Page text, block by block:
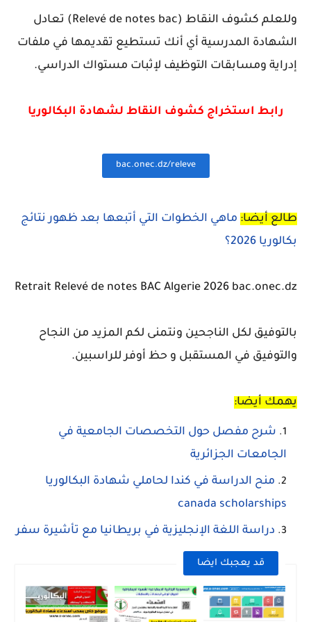
وللعلم كشوف النقاط (Relevé de notes bac)
تعادل
الشهادة المدرسية أي أنك تستطيع تقديمها في ملفات
إدراية ومسابقات التوظيف لإثبات مستواك الدراسي.
رابط استخراج كشوف النقاط لشهادة البكالوريا
bac.onec.dz/releve
طالع أيضا: ماهي الخطوات التي أتبعها بعد ظهور نتائج
بكالوريا 2026؟
Retrait Relevé de notes BAC Algerie 2026 bac.onec.dz
بالتوفيق لكل الناجحين ونتمنى لكم المزيد من النجاح
والتوفيق في المستقبل و حظ أوفر للراسبين.
يهمك أيضا:
شرح مفصل حول التخصصات الجامعية في
الجامعات الجزائرية
منح الدراسة في كندا لحاملي شهادة البكالوريا
canada scholarships
دراسة اللغة الإنجليزية في بريطانيا مع تأشيرة سفر
قد يعجبك ايضا